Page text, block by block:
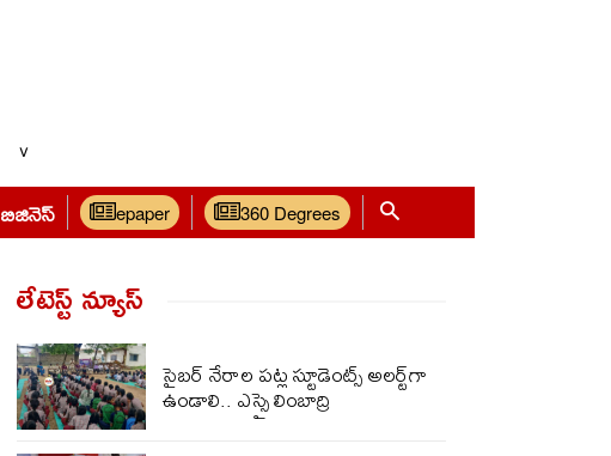
v
బిజినెస్ epaper 360 Degrees
లేటెస్ట్ న్యూస్‌
సైబర్ నేరాల పట్ల స్టూడెంట్స్ అలర్ట్‌గా
ఉండాలి.. ఎస్సై లింబాద్రి